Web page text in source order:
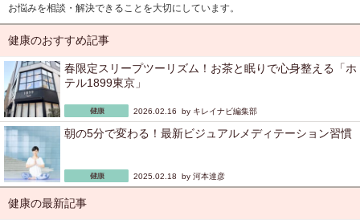
お悩みを相談・解決できることを大切にしています。
健康のおすすめ記事
春限定スリープツーリズム！お茶と眠りで心身整える「ホ
テル1899東京」
2026.02.16 by キレイナビ編集部
朝の5分で変わる！最新ビジュアルメディテーション習慣
2025.02.18 by 河本達彦
健康の最新記事